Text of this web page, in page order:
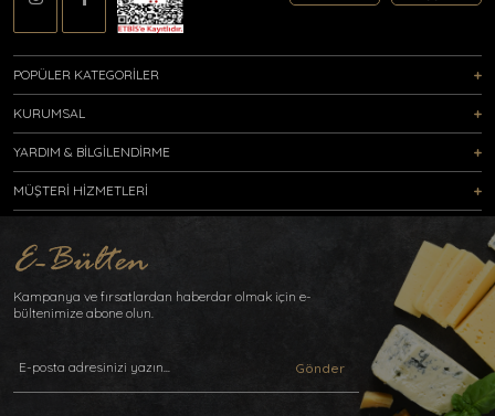
POPÜLER KATEGORİLER
KURUMSAL
YARDIM & BİLGİLENDİRME
MÜŞTERİ HİZMETLERİ
Kampanya ve fırsatlardan haberdar olmak için e-
bültenimize abone olun.
Gönder